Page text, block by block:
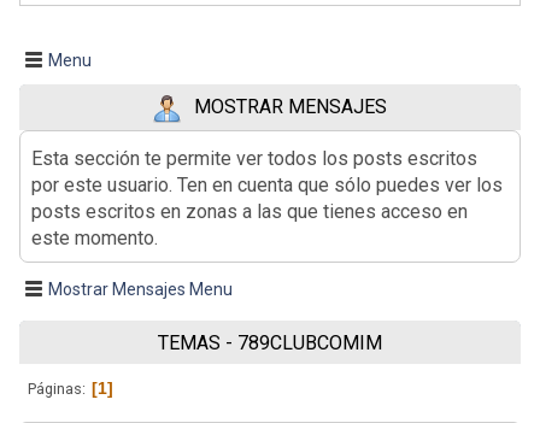
Menu
MOSTRAR MENSAJES
Esta sección te permite ver todos los posts escritos
por este usuario. Ten en cuenta que sólo puedes ver los
posts escritos en zonas a las que tienes acceso en
este momento.
Mostrar Mensajes Menu
TEMAS - 789CLUBCOMIM
Páginas 1